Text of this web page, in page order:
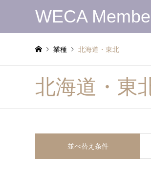
WECA
業種 北海道・東北
北海道・東
並べ替え条件